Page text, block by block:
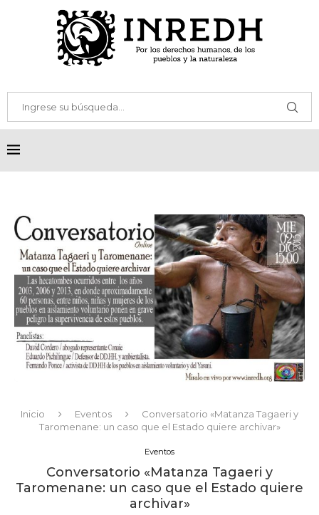
Inicio Eventos
Conversatorio «Matanza Tagaeri y
Taromenane: un caso que el Estado quiere archivar»
Eventos
Conversatorio «Matanza Tagaeri y
Taromenane: un caso que el Estado quiere
archivar»